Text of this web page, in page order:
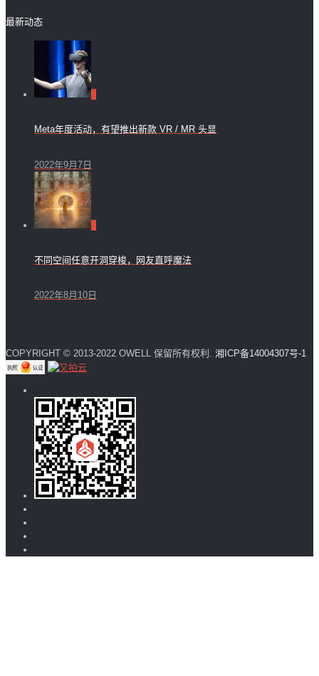
最新动态
Meta年度活动，有望推出新款 VR / MR 头显
2022年9月7日
不同空间任意开洞穿梭，网友直呼魔法
2022年8月10日
COPYRIGHT © 2013-2022 OWELL 保留所有权利. 湘ICP备14004307号-1